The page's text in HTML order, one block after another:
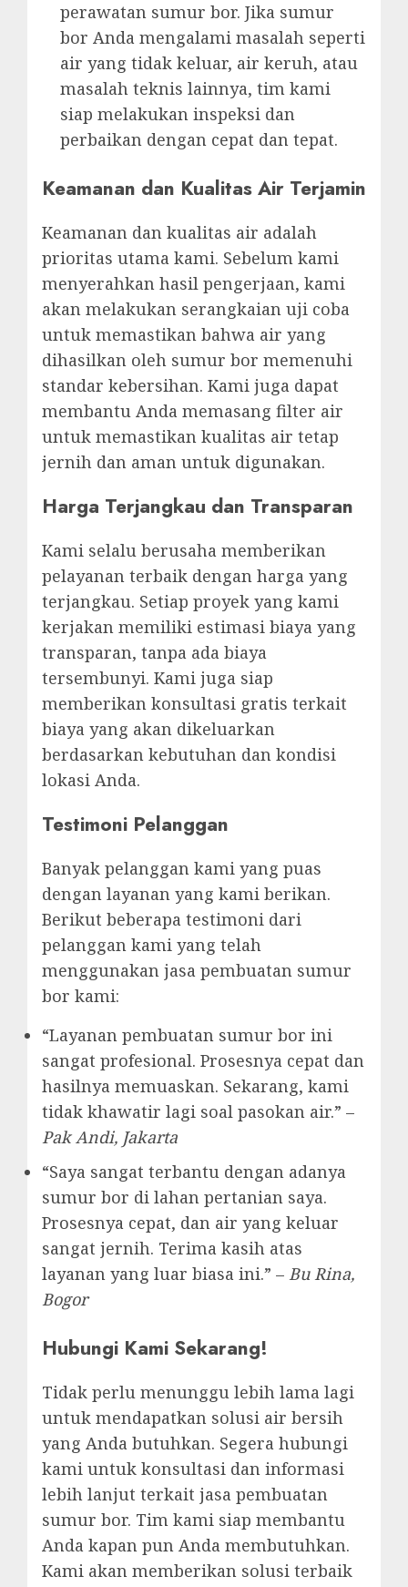
perawatan sumur bor. Jika sumur
bor Anda mengalami masalah seperti
air yang tidak keluar, air keruh, atau
masalah teknis lainnya, tim kami
siap melakukan inspeksi dan
perbaikan dengan cepat dan tepat.
Keamanan dan Kualitas Air Terjamin
Keamanan dan kualitas air adalah
prioritas utama kami. Sebelum kami
menyerahkan hasil pengerjaan, kami
akan melakukan serangkaian uji coba
untuk memastikan bahwa air yang
dihasilkan oleh sumur bor memenuhi
standar kebersihan. Kami juga dapat
membantu Anda memasang filter air
untuk memastikan kualitas air tetap
jernih dan aman untuk digunakan.
Harga Terjangkau dan Transparan
Kami selalu berusaha memberikan
pelayanan terbaik dengan harga yang
terjangkau. Setiap proyek yang kami
kerjakan memiliki estimasi biaya yang
transparan, tanpa ada biaya
tersembunyi. Kami juga siap
memberikan konsultasi gratis terkait
biaya yang akan dikeluarkan
berdasarkan kebutuhan dan kondisi
lokasi Anda.
Testimoni Pelanggan
Banyak pelanggan kami yang puas
dengan layanan yang kami berikan.
Berikut beberapa testimoni dari
pelanggan kami yang telah
menggunakan jasa pembuatan sumur
bor kami:
“Layanan pembuatan sumur bor ini
sangat profesional. Prosesnya cepat dan
hasilnya memuaskan. Sekarang, kami
tidak khawatir lagi soal pasokan air.” –
Pak Andi, Jakarta
“Saya sangat terbantu dengan adanya
sumur bor di lahan pertanian saya.
Prosesnya cepat, dan air yang keluar
sangat jernih. Terima kasih atas
layanan yang luar biasa ini.” – Bu Rina,
Bogor
Hubungi Kami Sekarang!
Tidak perlu menunggu lebih lama lagi
untuk mendapatkan solusi air bersih
yang Anda butuhkan. Segera hubungi
kami untuk konsultasi dan informasi
lebih lanjut terkait jasa pembuatan
sumur bor. Tim kami siap membantu
Anda kapan pun Anda membutuhkan.
Kami akan memberikan solusi terbaik